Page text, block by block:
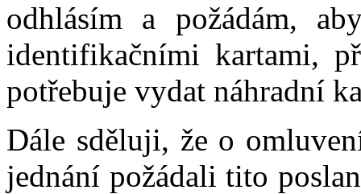
odhlásím a požádám,
identifikačními kartami,
potřebuje vydat náhradní
Dále sděluji, že o
jednání požádali tito